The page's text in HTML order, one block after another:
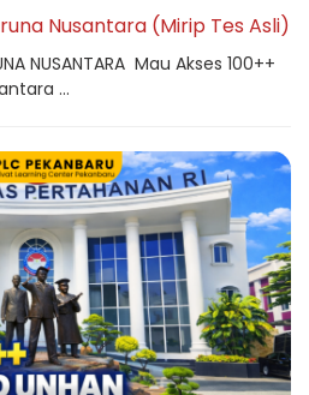
Nusantara (Mirip Tes Asli)
NUSANTARA Mau Akses 100++
...